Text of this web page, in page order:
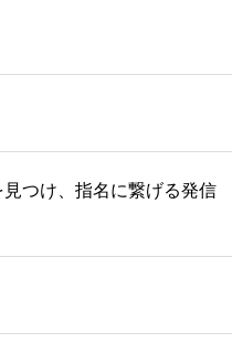
つけ、指名に繋げる発信